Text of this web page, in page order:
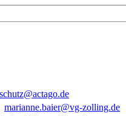
marianne.baier@vg-zolling.de